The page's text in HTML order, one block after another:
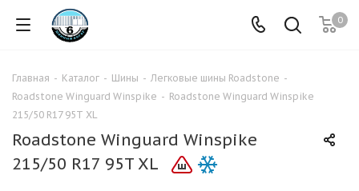
0
Главная - Каталог - Шины - Легковые шины Roadstone -
Roadstone Winguard Winspike - Roadstone Winguard Winspike
215/50 R17 95T XL
Roadstone Winguard Winspike
215/50 R17 95T XL